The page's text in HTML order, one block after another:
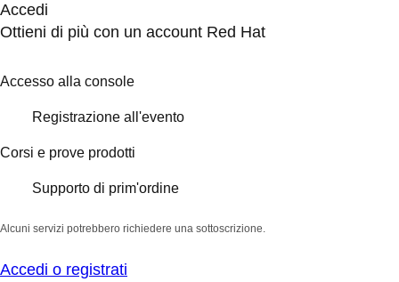
Accedi
Ottieni di più con un account Red Hat
Accesso alla console
Registrazione all'evento
Corsi e prove prodotti
Supporto di prim'ordine
Alcuni servizi potrebbero richiedere una sottoscrizione.
Accedi o registrati